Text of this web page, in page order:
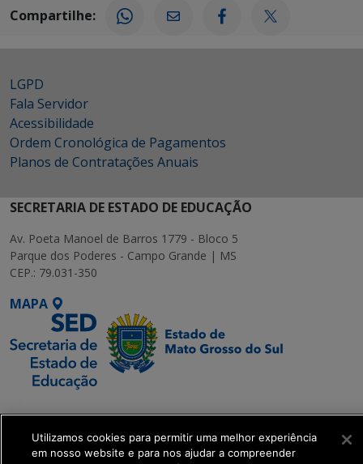
Compartilhe:
LGPD
Fala Servidor
Acessibilidade
Ordem Cronológica de Pagamentos
Planos de Contratações Anuais
SECRETARIA DE ESTADO DE EDUCAÇÃO
Av. Poeta Manoel de Barros 1779 - Bloco 5
Parque dos Poderes - Campo Grande | MS
CEP.: 79.031-350
MAPA
SETDIG | Secretaria-
Executiva de
Transformação Digital
Utilizamos cookies para permitir uma melhor experiência
em nosso website e para nos ajudar a compreender